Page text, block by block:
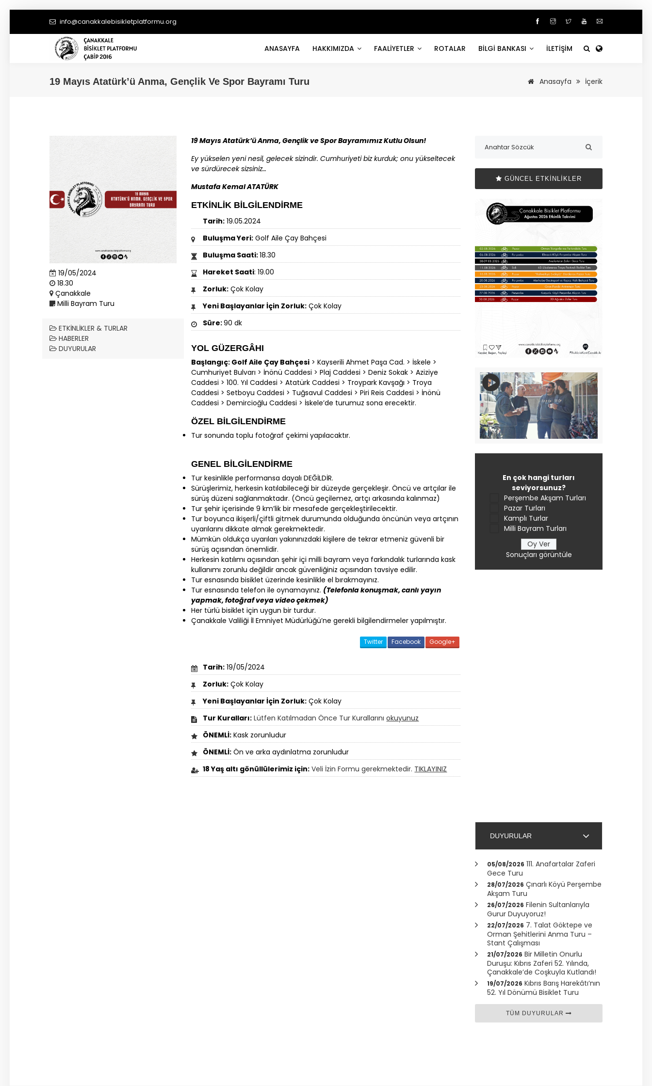
info@canakkalebisikletplatformu.org
ANASAYFA HAKKIMIZDA FAALİYETLER ROTALAR BİLGİ BANKASI İLETİŞİM
19 Mayıs Atatürk’ü Anma, Gençlik Ve Spor Bayramı Turu Anasayfa İçerik
19/05/2024
18.30
Çanakkale
Milli Bayram Turu
ETKINLIKLER & TURLAR
HABERLER
DUYURULAR
19 Mayıs Atatürk’ü Anma, Gençlik ve Spor Bayramımız Kutlu Olsun!
Ey yükselen yeni nesil, gelecek sizindir. Cumhuriyeti biz kurduk; onu yükseltecek
ve sürdürecek sizsiniz…
Mustafa Kemal ATATÜRK
ETKİNLİK BİLGİLENDİRME
Tarih: 19.05.2024
Buluşma Yeri: Golf Aile Çay Bahçesi
Buluşma Saati:18.30
Hareket Saati: 19.00
Zorluk: Çok Kolay
Yeni Başlayanlar İçin Zorluk: Çok Kolay
Süre:90 dk
YOL GÜZERGÂHI
Başlangıç: Golf Aile Çay Bahçesi > Kayserili Ahmet Paşa Cad. > İskele >
Cumhuriyet Bulvarı > İnönü Caddesi > Plaj Caddesi > Deniz Sokak > Aziziye
Caddesi > 100. Yıl Caddesi > Atatürk Caddesi > Troypark Kavşağı > Troya
Caddesi > Setboyu Caddesi > Tuğsavul Caddesi > Piri Reis Caddesi > İnönü
Caddesi > Demircioğlu Caddesi > İskele’de turumuz sona erecektir.
ÖZEL BİLGİLENDİRME
Tur sonunda toplu fotoğraf çekimi yapılacaktır.
GENEL BİLGİLENDİRME
Tur kesinlikle performansa dayalı DEĞİLDİR.
Sürüşlerimiz, herkesin katılabileceği bir düzeyde gerçekleşir. Öncü ve artçılar ile
sürüş düzeni sağlanmaktadır. (Öncü geçilemez, artçı arkasında kalınmaz)
Tur şehir içerisinde 9 km’lik bir mesafede gerçekleştirilecektir.
Tur boyunca ikişerli/çiftli gitmek durumunda olduğunda öncünün veya artçının
uyarılarını dikkate almak gerekmektedir.
Mümkün oldukça uyarıları yakınınızdaki kişilere de tekrar etmeniz güvenli bir
sürüş açısından önemlidir.
Herkesin katılımı açısından şehir içi milli bayram veya farkındalık turlarında kask
kullanımı zorunlu değildir ancak güvenliğiniz açısından tavsiye edilir.
Tur esnasında bisiklet üzerinde kesinlikle el bırakmayınız.
Tur esnasında telefon ile oynamayınız. (Telefonla konuşmak, canlı yayın
yapmak, fotoğraf veya video çekmek)
Her türlü bisiklet için uygun bir turdur.
Çanakkale Valiliği İl Emniyet Müdürlüğü’ne gerekli bilgilendirmeler yapılmıştır.
Twitter Facebook Google+
Tarih: 19/05/2024
Zorluk: Çok Kolay
Yeni Başlayanlar İçin Zorluk: Çok Kolay
Tur Kuralları: Lütfen Katılmadan Önce Tur Kurallarınıokuyunuz
ÖNEMLİ: Kask zorunludur
ÖNEMLİ: Ön ve arka aydınlatma zorunludur
18 Yaş altı gönüllülerimiz için: Veli İzin Formu gerekmektedir. TIKLAYINIZ
GÜNCEL ETKINLIKLER
En çok hangi turları
seviyorsunuz?
Perşembe Akşam Turları
Pazar Turları
Kamplı Turlar
Milli Bayram Turları
Sonuçları görüntüle
DUYURULAR
05/08/2026 111. Anafartalar Zaferi
Gece Turu
28/07/2026 Çınarlı Köyü Perşembe
Akşam Turu
26/07/2026 Filenin Sultanlarıyla
Gurur Duyuyoruz!
22/07/2026 7. Talat Göktepe ve
Orman Şehitlerini Anma Turu –
Stant Çalışması
21/07/2026 Bir Milletin Onurlu
Duruşu: Kıbrıs Zaferi 52. Yılında,
Çanakkale’de Coşkuyla Kutlandı!
19/07/2026 Kıbrıs Barış Harekâtı’nın
52. Yıl Dönümü Bisiklet Turu
TÜM DUYURULAR